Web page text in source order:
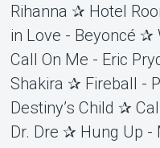
Rihanna ✰ Hotel
in Love - Beyoncé ✰
Call On Me - Eric
Shakira ✰ Fireball -
Destiny’s Child ✰
Dr. Dre ✰ Hung Up